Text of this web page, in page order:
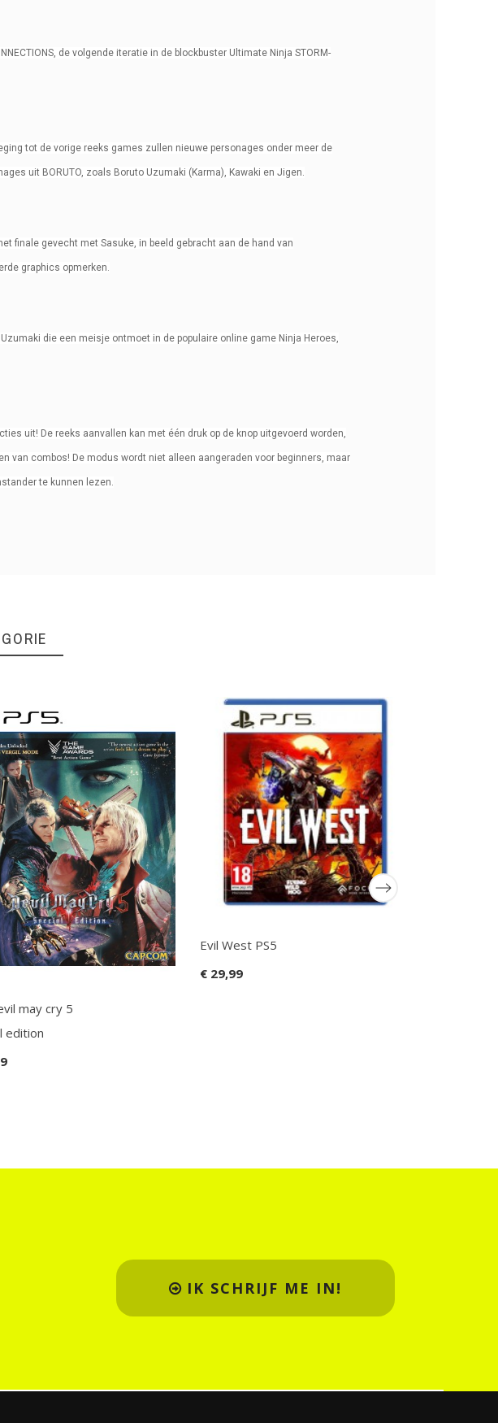
de volgende iteratie in de blockbuster Ultimate Ninja STORM-
tot de vorige reeks games zullen nieuwe personages onder meer de
uit BORUTO, zoals Boruto Uzumaki (Karma), Kawaki en Jigen.
finale gevecht met Sasuke, in beeld gebracht aan de hand van
graphics opmerken.
die een meisje ontmoet in de populaire online game Ninja Heroes,
uit! De reeks aanvallen kan met één druk op de knop uitgevoerd worden,
van combos! De modus wordt niet alleen aangeraden voor beginners, maar
te kunnen lezen.
may cry 5
edition
Evil West PS5
€ 29,99
IK SCHRIJF ME IN!